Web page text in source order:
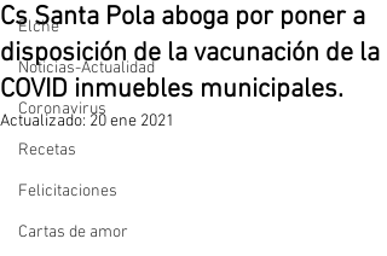
Elche
Noticias-Actualidad
Coronavirus
Recetas
Felicitaciones
Cartas de amor
Cs Santa Pola aboga por poner a
disposición de la vacunación de la
COVID inmuebles municipales.
Actualizado: 20 ene 2021